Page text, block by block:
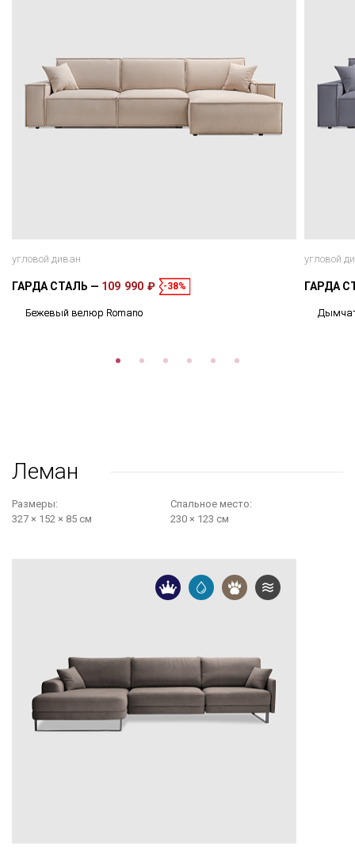
угловой диван
ГАРДА СТАЛЬ 109 990 ₽ -38%
Бежевый велюр Romano
угловой
ГАРДА
Леман
Размеры:
327 × 152 × 85 см
Cпальное место:
230 × 123 см